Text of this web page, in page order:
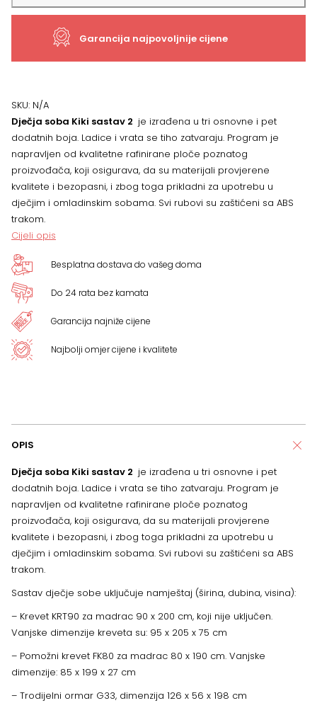
KIKI
VIŠE
BOJA
količina
Garancija najpovoljnije cijene
SKU: N/A
Dječja soba Kiki sastav 2 je izrađena u tri osnovne i pet
dodatnih boja. Ladice i vrata se tiho zatvaraju. Program je
napravljen od kvalitetne rafinirane ploče poznatog
proizvođača, koji osigurava, da su materijali provjerene
kvalitete i bezopasni, i zbog toga prikladni za upotrebu u
dječjim i omladinskim sobama. Svi rubovi su zaštićeni sa ABS
trakom.
Cijeli opis
Besplatna dostava do vašeg doma
Do 24 rata bez kamata
Garancija najniže cijene
Najbolji omjer cijene i kvalitete
OPIS
Dječja soba Kiki sastav 2 je izrađena u tri osnovne i pet
dodatnih boja. Ladice i vrata se tiho zatvaraju. Program je
napravljen od kvalitetne rafinirane ploče poznatog
proizvođača, koji osigurava, da su materijali provjerene
kvalitete i bezopasni, i zbog toga prikladni za upotrebu u
dječjim i omladinskim sobama. Svi rubovi su zaštićeni sa ABS
trakom.
Sastav dječje sobe uključuje namještaj (širina, dubina, visina):
– Krevet KRT90 za madrac 90 x 200 cm, koji nije uključen.
Vanjske dimenzije kreveta su: 95 x 205 x 75 cm
– Pomožni krevet FK80 za madrac 80 x 190 cm. Vanjske
dimenzije: 85 x 199 x 27 cm
– Trodijelni ormar G33, dimenzija 126 x 56 x 198 cm